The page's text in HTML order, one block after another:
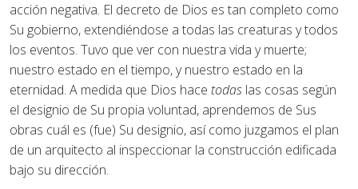
acción negativa. El decreto de Dios es tan completo como
Su gobierno, extendiéndose a todas las creaturas y todos
los eventos. Tuvo que ver con nuestra vida y muerte;
nuestro estado en el tiempo, y nuestro estado en la
eternidad. A medida que Dios hace todas las cosas según
el designio de Su propia voluntad, aprendemos de Sus
obras cuál es (fue) Su designio, así como juzgamos el plan
de un arquitecto al inspeccionar la construcción edificada
bajo su dirección.